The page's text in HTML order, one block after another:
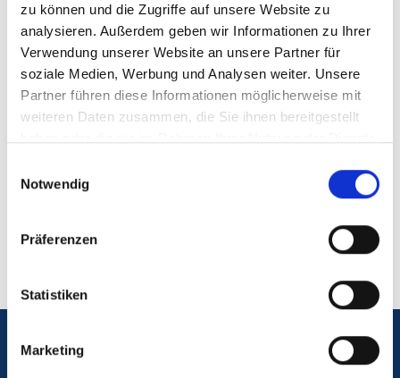
zu können und die Zugriffe auf unsere Website zu
analysieren. Außerdem geben wir Informationen zu Ihrer
Verwendung unserer Website an unsere Partner für
soziale Medien, Werbung und Analysen weiter. Unsere
Partner führen diese Informationen möglicherweise mit
weiteren Daten zusammen, die Sie ihnen bereitgestellt
Notwendig
Präferenzen
Statistiken
Marketing
Laura Brusokas
Koordinatorin des viszeralonkologischen Zentrums
Darmkrebszentrum am UKS
+49 6841 16-31077
Notfall